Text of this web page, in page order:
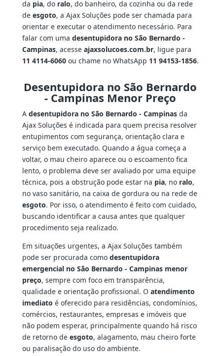
da pia, do ralo, do banheiro, da cozinha ou da rede
de esgoto, a Ajax Soluções pode ser chamada para
orientar e executar o atendimento necessário. Para
falar com uma desentupidora no São Bernardo -
Campinas, acesse ajaxsolucoes.com.br, ligue para
11 4114-6060ou chame no WhatsApp 11 94153-1856.
Desentupidora no São Bernardo
- Campinas Menor Preço
A desentupidora no São Bernardo - Campinasda
Ajax Soluções é indicada para quem precisa resolver
entupimentos com segurança, orientação clara e
serviço bem executado. Quando a água começa a
voltar, o mau cheiro aparece ou o escoamento fica
lento, o problema deve ser avaliado por uma equipe
técnica, pois a obstrução pode estar na pia, no ralo,
no vaso sanitário, na caixa de gordura ou na rede de
esgoto. Por isso, o atendimento é feito com cuidado,
buscando identificar a causa antes que qualquer
procedimento seja realizado.
Em situações urgentes, a Ajax Soluções também
pode ser procurada como desentupidora
emergencial no São Bernardo - Campinas menor
preço, sempre com foco em transparência,
qualidade e orientação profissional. O atendimento
imediato é oferecido para residências, condomínios,
comércios, restaurantes, empresas e imóveis que
não podem esperar, principalmente quando há risco
de retorno de esgoto, alagamento, mau cheiro forte
ou paralisação do uso do ambiente.